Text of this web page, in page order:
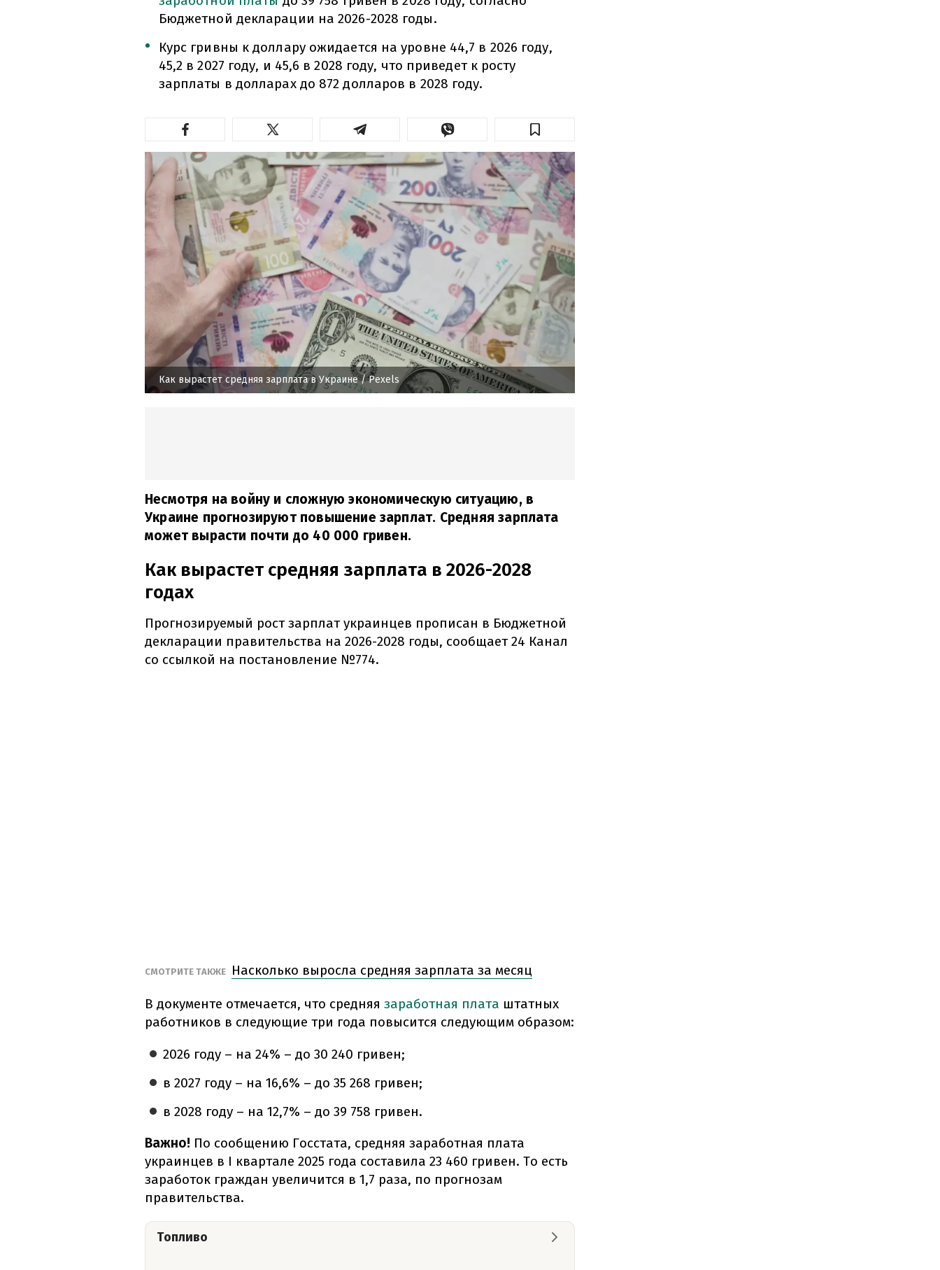
Бюджетной декларации на 2026-2028 годы.
Курс гривны к доллару ожидается на уровне 44,7 в 2026 году,
45,2 в 2027 году, и 45,6 в 2028 году, что приведет к росту
зарплаты в долларах до 872 долларов в 2028 году.
Как вырастет средняя зарплата в Украине/ Рexels
Несмотря на войну и сложную экономическую ситуацию, в
Украине прогнозируют повышение зарплат. Средняя зарплата
может вырасти почти до 40 000 гривен.
Как вырастет средняя зарплата в 2026-2028
годах
Прогнозируемый рост зарплат украинцев прописан в Бюджетной
декларации правительства на 2026-2028 годы, сообщает 24 Канал
со ссылкой на постановление №774.
СМОТРИТЕ ТАКЖЕ Насколько выросла средняя зарплата за месяц
В документе отмечается, что средняя заработная плата штатных
работников в следующие три года повысится следующим образом:
2026 году – на 24% – до 30 240 гривен;
в 2027 году – на 16,6% – до 35 268 гривен;
в 2028 году – на 12,7% – до 39 758 гривен.
Важно! По сообщению Госстата, средняя заработная плата
украинцев в I квартале 2025 года составила 23 460 гривен. То есть
заработок граждан увеличится в 1,7 раза, по прогнозам
правительства.
Топливо